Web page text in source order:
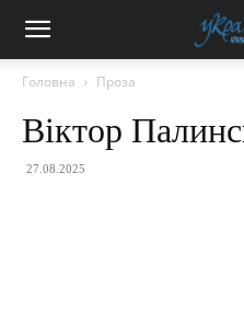
Головна Проза
Віктор
27.08.2025